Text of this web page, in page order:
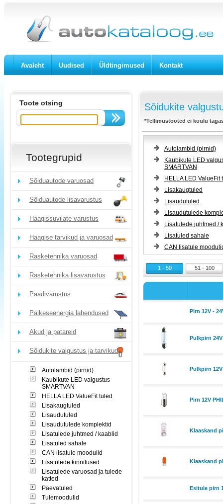
Avaleht Uudised Üldtingimused Kontakt
Toote otsing
Tootegrupid
Sõiduautode varuosad
Sõiduautode lisavarustus
Haagissuvilate varustus
Haagise tarvikud ja varuosad
Rasketehnika varuosad
Rasketehnika lisavarustus
Paadivarustus
Päikeseenergia lahendused
Akud ja patareid
Sõidukite valgustus ja tarvikud
Autolambid (pirnid)
Kaubikute LED valgustus
SMARTVAN
HELLA LED ValueFit tuled
Lisakaugtuled
Lisaudutuled
Lisaudutulede komplektid
Lisatulede juhtmed / kaablid
Lisatuled sahale
CAN lisatule moodulid
Lisatulede kinnitused
Lisatulede varuosad ja tulede
katted
Päevatuled
Tulemoodulid
Sõidukite
*Tellimustooted ei kuulu
Autolambid (pirnid)
Kaubikute LED
SMARTVAN
HELLA LED ValueFit
Lisakaugtuled
Lisaudutuled
Lisaudutulede
Lisatulede juhtmed /
Lisatuled sahale
CAN lisatule
1 - 50 51 - 100
Pirn 12V -
Pulkpirn 24V
Pulkpirn 12V
Pirn 12V
Klaaskand
Klaaskand
Esitule pirn